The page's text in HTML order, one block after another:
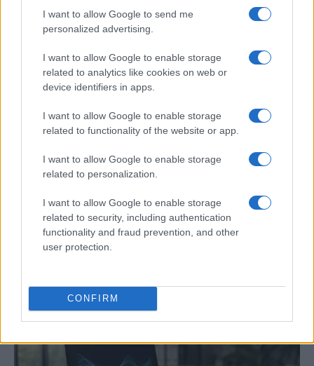
I want to allow Google to send me
personalized advertising.
I want to allow Google to enable storage
related to analytics like cookies on web or
device identifiers in apps.
I want to allow Google to enable storage
related to functionality of the website or app.
I want to allow Google to enable storage
related to personalization.
I want to allow Google to enable storage
related to security, including authentication
functionality and fraud prevention, and other
user protection.
CONFIRM
Un eclipse solar es un espectáculo natural que…
CIENCIA Y TECNOLOGÍA
Cómo elegir una carrera STEAM: perfiles
emergentes y competencias clave
CIENCIA Y TECNOLOGÍA